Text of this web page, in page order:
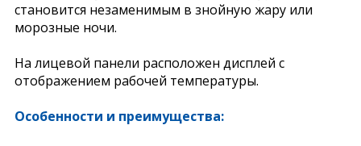
становится незаменимым в знойную жару или
морозные ночи.
На лицевой панели расположен дисплей с
отображением рабочей температуры.
Особенности и преимущества: